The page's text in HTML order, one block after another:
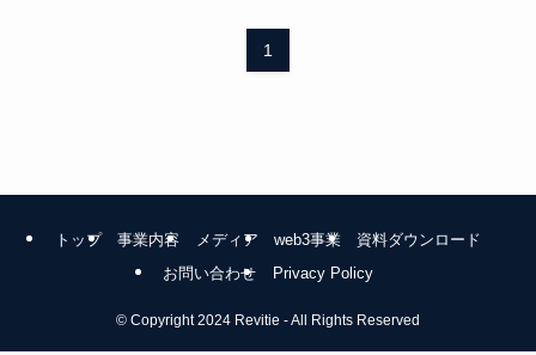
1
トップ 事業内容 メディア web3事業
資料ダウンロード
お問い合わせ
Privacy Policy
© Copyright 2024 Revitie - All Rights Reserved